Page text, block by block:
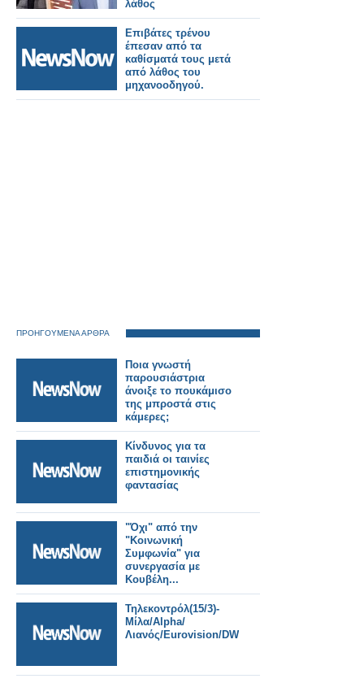
λάθος
Επιβάτες τρένου
έπεσαν από τα
καθίσματά τους μετά
από λάθος του
μηχανοοδηγού.
ΠΡΟΗΓΟΥΜΕΝΑ ΑΡΘΡΑ
Ποια γνωστή
παρουσιάστρια
άνοιξε το πουκάμισο
της μπροστά στις
κάμερες;
Κίνδυνος για τα
παιδιά οι ταινίες
επιστημονικής
φαντασίας
"Όχι" από την
"Κοινωνική
Συμφωνία" για
συνεργασία με
Κουβέλη...
Τηλεκοντρόλ(15/3)-
Μίλα/Alpha/
Λιανός/Eurovision/DWTS3